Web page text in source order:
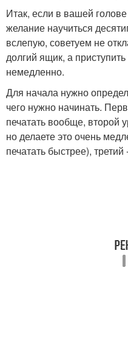
Итак, если в вашей
желание научиться
вслепую, советуем не
долгий ящик, а
немедленно.
Для начала нужно
чего нужно начинать.
печатать вообще, второй
но делаете это очень
печатать быстрее),